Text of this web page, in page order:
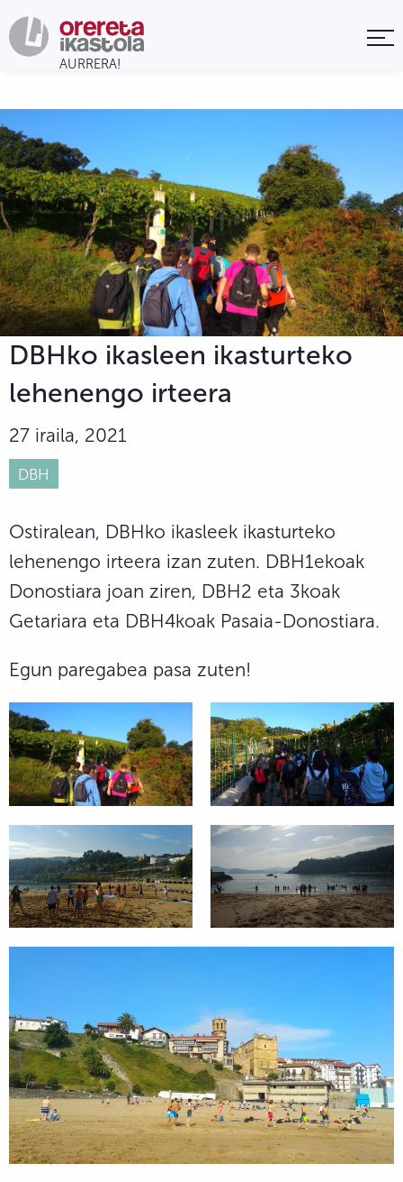
DBHko ikasleen ikasturteko
lehenengo irteera
27 iraila, 2021
DBH
Ostiralean, DBHko ikasleek ikasturteko
lehenengo irteera izan zuten. DBH1ekoak
Donostiara joan ziren, DBH2 eta 3koak
Getariara eta DBH4koak Pasaia-Donostiara.
Egun paregabea pasa zuten!